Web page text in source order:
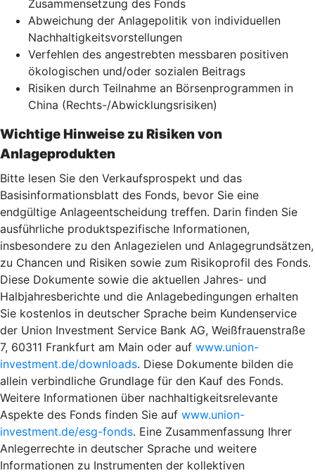
Zusammensetzung des Fonds
Abweichung der Anlagepolitik von individuellen
Nachhaltigkeitsvorstellungen
Verfehlen des angestrebten messbaren positiven
ökologischen und/oder sozialen Beitrags
Risiken durch Teilnahme an Börsenprogrammen in
China (Rechts-/Abwicklungsrisiken)
Wichtige Hinweise zu Risiken von
Anlageprodukten
Bitte lesen Sie den Verkaufsprospekt und das
Basisinformationsblatt des Fonds, bevor Sie eine
endgültige Anlageentscheidung treffen. Darin finden Sie
ausführliche produktspezifische Informationen,
insbesondere zu den Anlagezielen und Anlagegrundsätzen,
zu Chancen und Risiken sowie zum Risikoprofil des Fonds.
Diese Dokumente sowie die aktuellen Jahres- und
Halbjahresberichte und die Anlagebedingungen erhalten
Sie kostenlos in deutscher Sprache beim Kundenservice
der Union Investment Service Bank AG, Weißfrauenstraße
7, 60311 Frankfurt am Main oder auf www.union-
investment.de/downloads. Diese Dokumente bilden die
allein verbindliche Grundlage für den Kauf des Fonds.
Weitere Informationen über nachhaltigkeitsrelevante
Aspekte des Fonds finden Sie auf www.union-
investment.de/esg-fonds. Eine Zusammenfassung Ihrer
Anlegerrechte in deutscher Sprache und weitere
Informationen zu Instrumenten der kollektiven